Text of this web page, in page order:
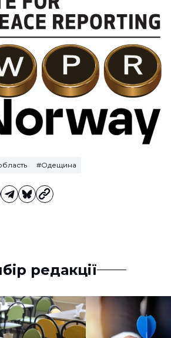
#Одещина
редакції